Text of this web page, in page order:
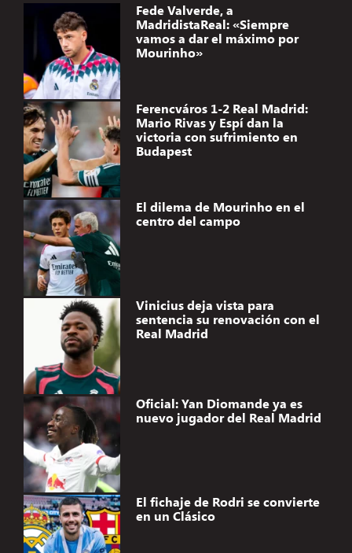
Fede Valverde, a
MadridistaReal: «Siempre
vamos a dar el máximo por
Mourinho»
Ferencváros 1-2 Real Madrid:
Mario Rivas y Espí dan la
victoria con sufrimiento en
Budapest
El dilema de Mourinho en el
centro del campo
Vinicius deja vista para
sentencia su renovación con el
Real Madrid
Oficial: Yan Diomande ya es
nuevo jugador del Real Madrid
El fichaje de Rodri se convierte
en un Clásico